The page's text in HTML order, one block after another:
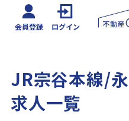
会員登録 ログイン
JR宗谷本線/
求人一覧